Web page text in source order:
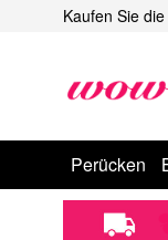
Kaufen Sie
Perücken